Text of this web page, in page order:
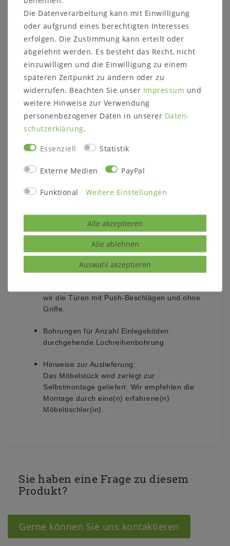
Holz und Oberfläche wahlweise:
Türen/Schubladen stabverleimt,
Seiten/Böden/Topplatten parkettverleimt
Kernbuche massiv natur geölt
Kernbuche massiv weiß lackiert
Wildeiche massiv natur geölt (Fotos)
Wildeiche massiv bianco geölt
komplett stabverleimt
Kiefer massiv gelaugt/geölt
Kiefer massiv natur lackiert
Kiefer massiv natur geölt
Kiefer massiv bernsteinfarben geölt
Kiefer massiv weiß lackiert
Kiefer massiv bernsteinfarben lackiert
(Cuba)
Front ca. 20 mm
Seiten, Böden ca. 26 mm
Es stehen verschiedene Griffe zur Auswahl.
wir die Türen mit Push-Beschlägen und ohne
Griffe.
Bohrungen für Anzahl Einlegeböden:
durchgehende Lochreihenbohrung
Hinweise zur Auslieferung:
Das Möbelstück wird zerlegt zur
Selbstmontage geliefert. Wir empfehlen die
Montage durch eine(n) erfahrene(n)
Möbeltischler(in).
Sie haben eine Frage zu diesem
Produkt?
Gerne können Sie uns kontaktieren
Die Datenverarbeitung kann mit Einwilligung
oder aufgrund eines berechtigten Interesses
erfolgen. Die Zustimmung kann erteilt oder
abgelehnt werden. Es besteht das Recht, nicht
einzuwilligen und die Einwilligung zu einem
späteren Zeitpunkt zu ändern oder zu
widerrufen. Beachten Sie unser Impressum und
weitere Hinweise zur Verwendung
personenbezogener Daten in unserer Daten­
schutz­erklärung.
Essenziell Statistik
Externe Medien PayPal
Funktional Weitere Einstellungen
Alle akzeptieren
Alle ablehnen
Auswahl akzeptieren